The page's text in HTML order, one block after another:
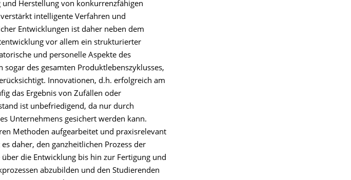
Herstellung von konkurrenzfähigen
intelligente Verfahren und
Entwicklungen ist daher neben dem
vor allem ein strukturierter
und personelle Aspekte des
des gesamten Produktlebenszyklusses,
Innovationen, d.h. erfolgreich am
das Ergebnis von Zufällen oder
ist unbefriedigend, da nur durch
Unternehmens gesichert werden kann.
Methoden aufgearbeitet und praxisrelevant
daher, den ganzheitlichen Prozess der
die Entwicklung bis hin zur Fertigung und
abzubilden und den Studierenden